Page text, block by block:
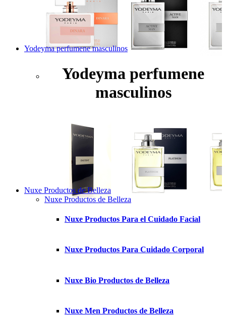
Yodeyma perfumene masculinos
Yodeyma perfumene
masculinos
Nuxe Productos de Belleza
Nuxe Productos de Belleza
Nuxe Productos Para el Cuidado Facial
Nuxe Productos Para Cuidado Corporal
Nuxe Bio Productos de Belleza
Nuxe Men Productos de Belleza